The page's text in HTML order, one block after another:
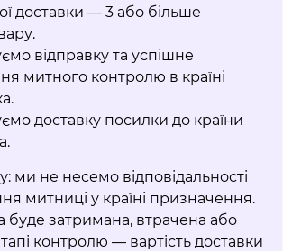
доставки — 3 або більше
відправку та успішне
митного контролю в країні
доставку посилки до країни
ми не несемо відповідальності
митниці у країні призначення.
буде затримана, втрачена або
контролю — вартість доставки